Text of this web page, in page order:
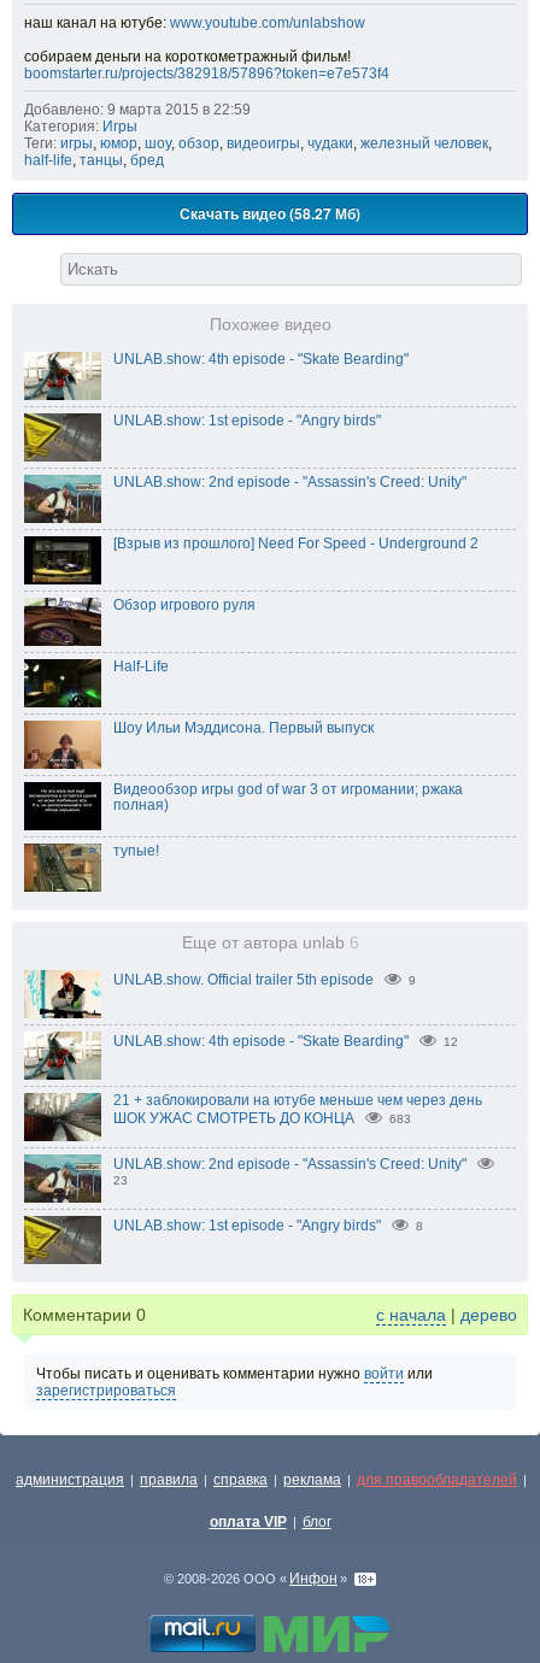
наш канал на ютубе: www.youtube.com/unlabshow
собираем деньги на короткометражный фильм!
boomstarter.ru/projects/382918/57896?token=e7e573f4
Добавлено: 9 марта 2015 в 22:59
Категория: Игры
Теги: игры, юмор, шоу, обзор, видеоигры, чудаки, железный человек,
half-life, танцы, бред
Скачать видео (58.27 Мб)
Похожее видео
UNLAB.show: 4th episode - "Skate Bearding"
UNLAB.show: 1st episode - "Angry birds"
UNLAB.show: 2nd episode - "Assassin's Creed: Unity"
[Взрыв из прошлого] Need For Speed - Underground 2
Обзор игрового руля
Half-Life
Шоу Ильи Мэддисона. Первый выпуск
Видеообзор игры god of war 3 от игромании; ржака
полная)
тупые!
Еще от автора unlab 6
UNLAB.show. Official trailer 5th episode 9
UNLAB.show: 4th episode - "Skate Bearding" 12
21 + заблокировали на ютубе меньше чем через день
ШОК УЖАС СМОТРЕТЬ ДО КОНЦА
683
UNLAB.show: 2nd episode - "Assassin's Creed: Unity"
23
UNLAB.show: 1st episode - "Angry birds" 8
Комментарии 0 с начала | дерево
Чтобы писать и оценивать комментарии нужно войти или
зарегистрироваться
администрация | правила | справка | реклама | для правообладателей |
оплата VIP | блог
© 2008-2026 ООО « Инфон »